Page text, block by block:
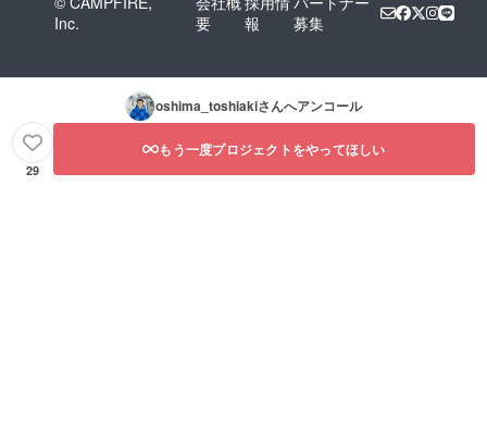
Inc.
要
報
募集
oshima_toshiakiさんへアンコール
29
もう一度プロジェクトをやってほしい